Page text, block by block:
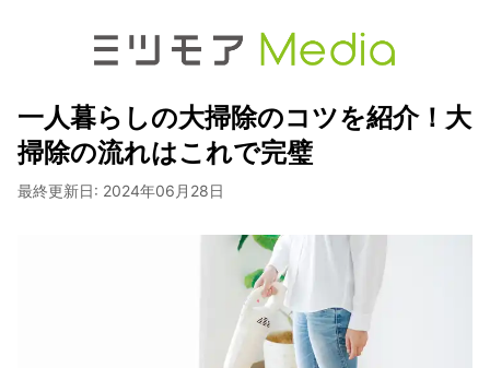
一人暮らしの大掃除のコツを紹介！大
掃除の流れはこれで完璧
最終更新日: 2024年06月28日